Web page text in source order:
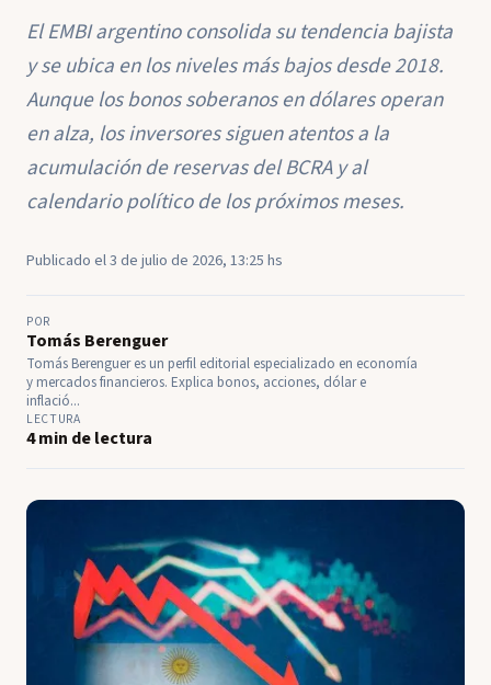
El EMBI argentino consolida su tendencia bajista
y se ubica en los niveles más bajos desde 2018.
Aunque los bonos soberanos en dólares operan
en alza, los inversores siguen atentos a la
acumulación de reservas del BCRA y al
calendario político de los próximos meses.
Publicado el 3 de julio de 2026, 13:25 hs
POR
Tomás Berenguer
Tomás Berenguer es un perfil editorial especializado en economía
y mercados financieros. Explica bonos, acciones, dólar e
inflació...
LECTURA
4 min de lectura